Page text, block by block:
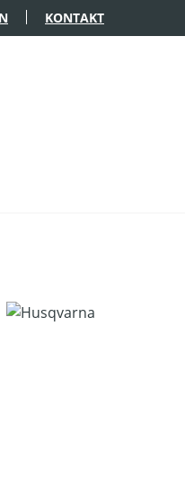
KONTAKT